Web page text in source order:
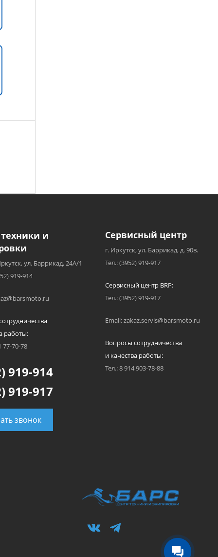
и
ул. Баррикад, 24А/1
919-914
работы:
77-70-78
919-914
919-917
звонок
Сервисный центр
г. Иркутск, ул. Баррикад, д. 90в.
Тел.: (3952) 919-917
Сервисный центр BRP:
Тел.: (3952) 919-917
Email: zakaz.servis@barsmoto.ru
Вопросы сотрудничества
и качества работы:
Тел.: 8 914 903-78-88